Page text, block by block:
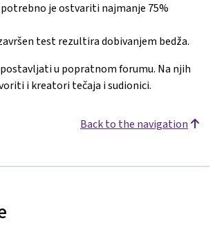
je ostvariti najmanje 75%
test rezultira dobivanjem bedža.
u popratnom forumu. Na njih
i kreatori tečaja i sudionici.
Back to the navigation